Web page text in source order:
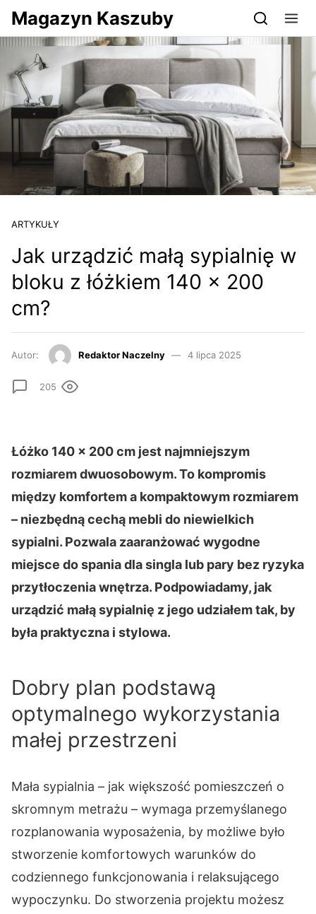
Przejdź do serwisu magazynkaszuby.pl
Magazyn Kaszuby
ARTYKUŁY
Jak urządzić małą sypialnię w
bloku z łóżkiem 140 × 200
cm?
Autor: Redaktor Naczelny 4 lipca 2025
205
Łóżko 140 × 200 cm jest najmniejszym
rozmiarem dwuosobowym. To kompromis
między komfortem a kompaktowym rozmiarem
– niezbędną cechą mebli do niewielkich
sypialni. Pozwala zaaranżować wygodne
miejsce do spania dla singla lub pary bez ryzyka
przytłoczenia wnętrza. Podpowiadamy, jak
urządzić małą sypialnię z jego udziałem tak, by
była praktyczna i stylowa.
Dobry plan podstawą
optymalnego wykorzystania
małej przestrzeni
Mała sypialnia – jak większość pomieszczeń o
skromnym metrażu – wymaga przemyślanego
rozplanowania wyposażenia, by możliwe było
stworzenie komfortowych warunków do
codziennego funkcjonowania i relaksującego
wypoczynku. Do stworzenia projektu możesz